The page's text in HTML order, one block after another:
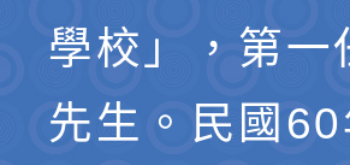
學校」，第
先生。民國